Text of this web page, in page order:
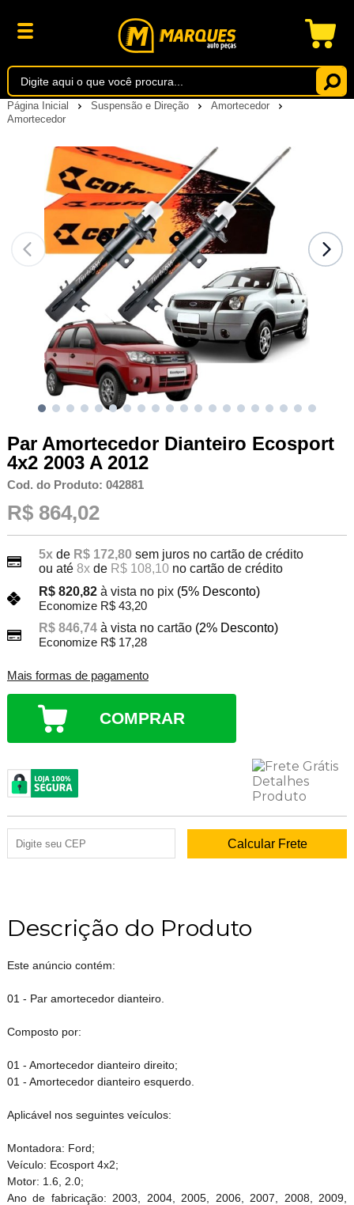
Página Inicial Suspensão e Direção
Amortecedor
Amortecedor
Par Amortecedor Dianteiro Ecosport
4x2 2003 A 2012
Cod. do Produto: 042881
R$ 864,02
5xde R$ 172,80 sem juros no cartão de crédito
ou até 8xde R$ 108,10no cartão de crédito
R$ 820,82 à vista no pix (5% Desconto)
Economize R$ 43,20
R$ 846,74 à vista no cartão (2% Desconto)
Economize R$ 17,28
Mais formas de pagamento
COMPRAR
Descrição do Produto
Este anúncio contém:
01 - Par amortecedor dianteiro.
Composto por:
01 - Amortecedor dianteiro direito;
01 - Amortecedor dianteiro esquerdo.
Aplicável nos seguintes veículos:
Montadora: Ford;
Veículo: Ecosport 4x2;
Motor: 1.6, 2.0;
Ano de fabricação: 2003, 2004, 2005, 2006, 2007, 2008, 2009,